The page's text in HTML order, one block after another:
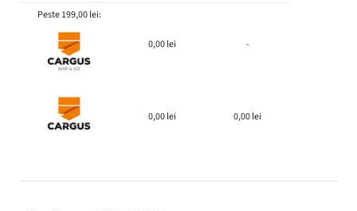
Peste 199,00 lei:
0,00 lei -
0,00 lei 0,00 lei